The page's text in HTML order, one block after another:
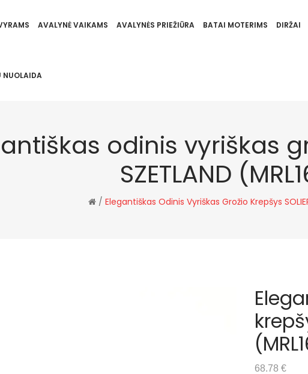
AVALYNĖ VAIKAMS AVALYNĖS PRIEŽIŪRA BATAI MOTERIMS DIRŽAI
NUOLAIDA
odinis vyriškas
SZETLAND
/ Elegantiškas Odinis Vyriškas Grožio Krepšys
68.78 €